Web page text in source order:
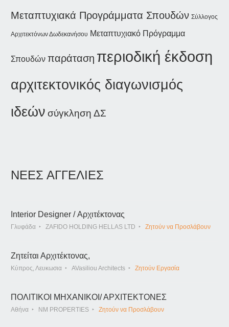
Μεταπτυχιακά Προγράμματα Σπουδών Σύλλογος
Αρχιτεκτόνων Δωδεκανήσου Μεταπτυχιακό Πρόγραμμα
Σπουδών παράταση περιοδική έκδοση
αρχιτεκτονικός διαγωνισμός
ιδεών σύγκληση ΔΣ
ΝΕΕΣ ΑΓΓΕΛΙΕΣ
Interior Designer / Αρχιτέκτονας
Γλυφάδα ZAFIDO HOLDING HELLAS LTD Ζητούν να Προσλάβουν
Ζητείται Αρχιτέκτονας,
Κύπρος, Λευκωσια AVasiliou Architects Ζητούν Εργασία
ΠΟΛΙΤΙΚΟΙ ΜΗΧΑΝΙΚΟΙ/ ΑΡΧΙΤΕΚΤΟΝΕΣ
Αθήνα NM PROPERTIES Ζητούν να Προσλάβουν